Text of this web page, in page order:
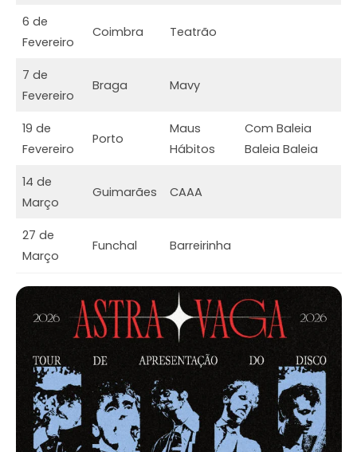
6 de
Fevereiro
Coimbra Teatrão
7 de
Fevereiro
Braga Mavy
19 de
Fevereiro
Porto
Maus
Hábitos
Com Baleia
Baleia Baleia
14 de
Março
Guimarães CAAA
27 de
Março
Funchal Barreirinha